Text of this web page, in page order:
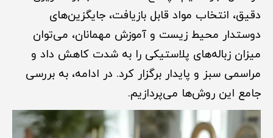
دقیق، انتخاب مواد قابل بازیافت، جایگزین‌های
دوستدار محیط زیست و آموزش مهمانان، می‌توان
میزان زباله‌های پلاستیکی را به شدت کاهش داد و
مراسمی سبز و پایدار برگزار کرد. در ادامه، به بررسی
جامع این روش‌ها می‌پردازیم.